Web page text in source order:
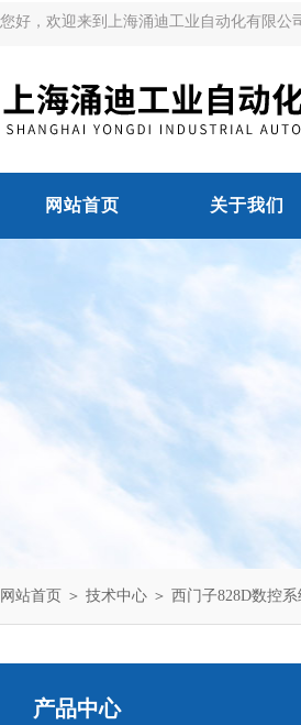
您好，欢迎来到上海涌迪工业自动化有限公
网站首页 关于我们
网站首页 ＞ 技术中心 ＞ 西门子828D数控
产品中心